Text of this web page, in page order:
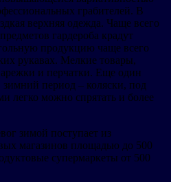
грабителей. В
верхняя одежда. Чаще всего
гардероба крадут
продукцию чаще всего
рукавах. Мелкие товары,
и перчатки. Еще один
период – коляски, под
легко можно спрятать и более
зимой поступает из
магазинов площадью до 500
супермаркеты от 500